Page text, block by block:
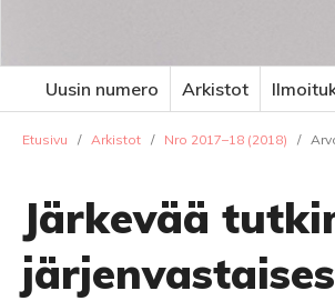
Uusin numero Arkistot
Etusivu / Arkistot / Nro 2017–18 (2018) /
Järkevää